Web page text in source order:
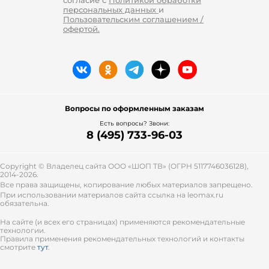
персональных данных и
Пользовательским соглашением /
офертой.
Вопросы по оформленным заказам
Есть вопросы? Звони:
8 (495) 733-96-03
Copyright © Владелец сайта ООО «ШОП ТВ» (ОГРН 5117746036128),
2014-2026.
Все права защищены, копирование любых материалов запрещено.
При использовании материалов сайта ссылка на leomax.ru
обязательна.
На сайте (и всех его страницах) применяются рекомендательные
технологии.
Правила применения рекомендательных технологий и контакты
смотрите тут.